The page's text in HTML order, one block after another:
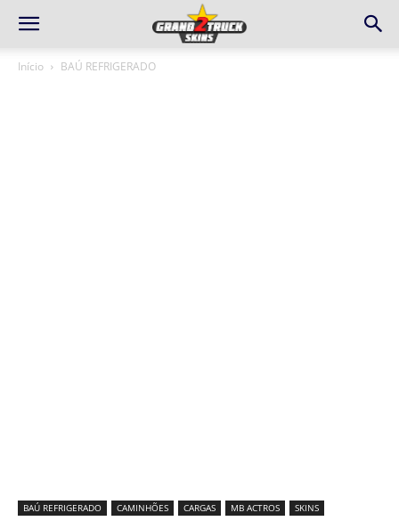
Início BAÚ REFRIGERADO
BAÚ REFRIGERADO CAMINHÕES CARGAS MB ACTROS SKINS